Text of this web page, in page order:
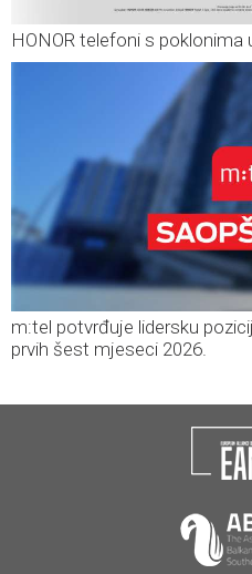
HONOR telefoni s poklonima
m:tel potvrđuje lidersku
prvih šest mjeseci 2026.